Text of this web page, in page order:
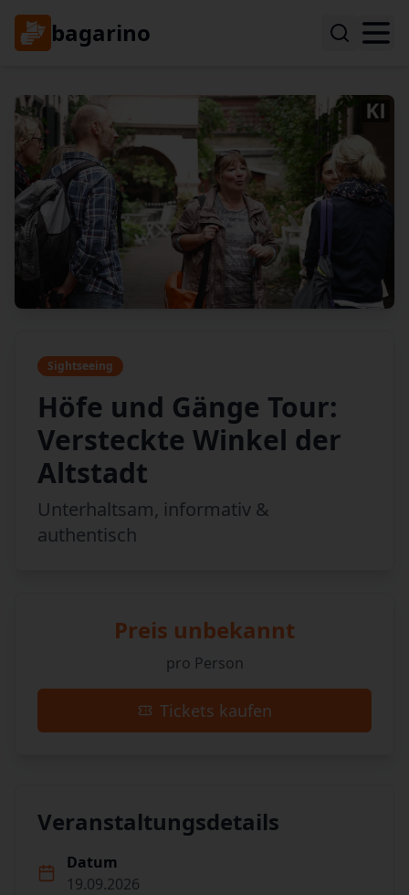
bagarino
Sightseeing
Höfe und Gänge Tour:
Versteckte Winkel der
Altstadt
Unterhaltsam, informativ &
authentisch
Preis unbekannt
pro Person
Tickets kaufen
Veranstaltungsdetails
Datum
19.09.2026